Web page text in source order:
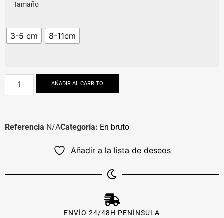
Tamaño
3-5 cm 8-11cm
AÑADIR AL CARRITO
Referencia N/ACategoría: En bruto
Añadir a la lista de deseos
ENVÍO 24/48H PENÍNSULA